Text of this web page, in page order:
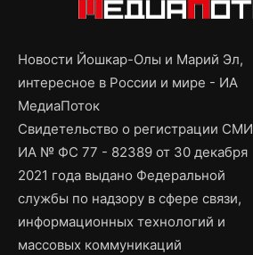
Новости Йошкар-Олы и Марий Эл,
интересное в России и мире - ИА
МедиаПоток
Свидетельство о регистрации СМИ
ИА № ФС 77 - 82389 от 30 декабря
2021 года выдано Федеральной
службы по надзору в сфере связи,
информационных технологий и
массовых коммуникаций